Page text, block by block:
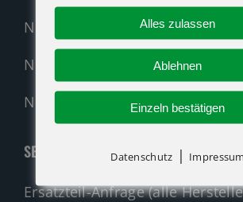
Neumaschinen Genie
Neumaschinen Merlo
Nehmen Sie Kontakt auf!
SERVICE
Ersatzteil-Anfrage (alle
Alles zulassen
Ablehnen
Einzeln bestätigen
Datenschutz | Impressum